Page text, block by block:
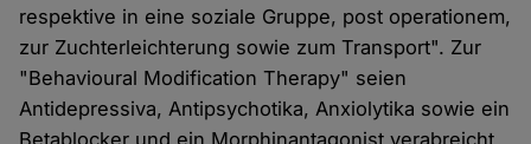
respektive in eine soziale Gruppe, post operationem,
zur Zuchterleichterung sowie zum Transport". Zur
"Behavioural Modification Therapy" seien
Antidepressiva, Antipsychotika, Anxiolytika sowie ein